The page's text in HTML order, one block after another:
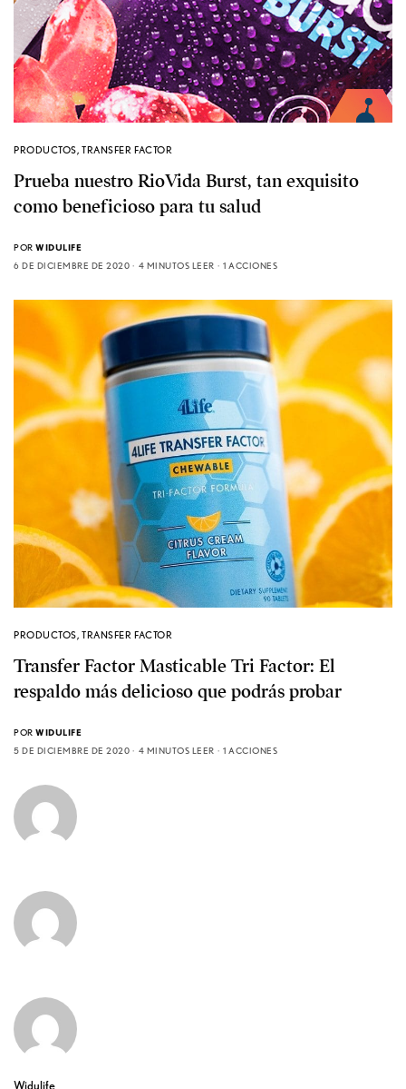
PRODUCTOS,TRANSFER FACTOR
Prueba nuestro RioVida Burst, tan exquisito
como beneficioso para tu salud
POR WIDULIFE
6 DE DICIEMBRE DE 2020
4 MINUTOS LEER 1 ACCIONES
PRODUCTOS,TRANSFER FACTOR
Transfer Factor Masticable Tri Factor: El
respaldo más delicioso que podrás probar
POR WIDULIFE
5 DE DICIEMBRE DE 2020
4 MINUTOS LEER 1 ACCIONES
Widulife